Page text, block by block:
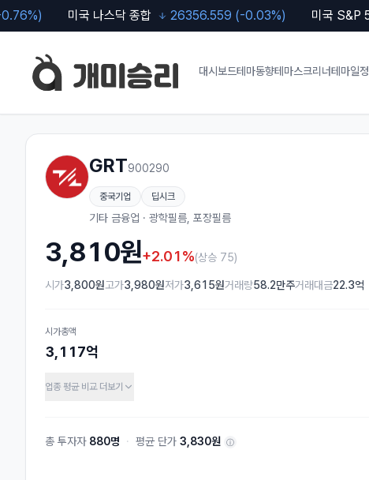
미국 나스닥 종합 26356.559(-0.03%) 미국 S&P 500
대시보드테마동향테마스크리너테마일정
GRT900290
중국기업 딥시크
기타 금융업 · 광학필름, 포장필름
3,810원+2.01%(상승 75)
시가3,800원고가3,980원저가3,615원거래량58.2만주거래대금22.3억
시가총액
3,117억
업종 평균 비교 더보기
총 투자자 880명 · 평균 단가 3,830원 ⓘ